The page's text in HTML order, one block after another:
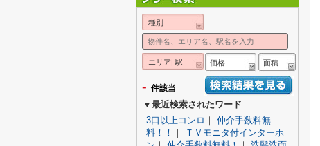
種別
エリア| 駅 価格 面積
- 件該当
▼最近検索されたワード
3口以上コンロ ｜ 仲介手数料無
料！！
｜
ＴＶモニタ付インターホ